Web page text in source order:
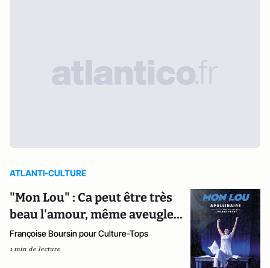
ATLANTI-CULTURE
"Mon Lou" : Ca peut être très
beau l'amour, même aveugle...
Françoise Boursin pour Culture-Tops
1 min de lecture